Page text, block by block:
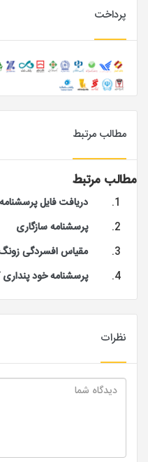
پرداخت
مطالب مرتبط
مطالب مرتبط
دریافت فایل
پرسشنامه سازگاری
مقیاس افسردگی
پرسشنامه خود
نظرات